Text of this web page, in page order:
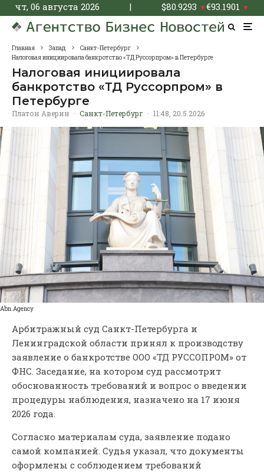
чт, 06 августа 2026 | $80.9293 ▼€93.1901 ▼
Главная Запад
Санкт-Петербург
Налоговая инициировала банкротство «ТД Руссорпром» в Петербурге
Налоговая инициировала
банкротство «ТД Руссорпром» в
Петербурге
Платон Аверин · Санкт-Петербург · 11:48, 20.5.2026
Abn.Agency
Арбитражный суд Санкт-Петербурга и
Ленинградской области принял к производству
заявление о банкротстве ООО «ТД РУССОПРОМ» от
ФНС. Заседание, на котором суд рассмотрит
обоснованность требований и вопрос о введении
процедуры наблюдения, назначено на 17 июня
2026 года.
Согласно материалам суда, заявление подано
самой компанией. Судья указал, что документы
оформлены с соблюдением требований